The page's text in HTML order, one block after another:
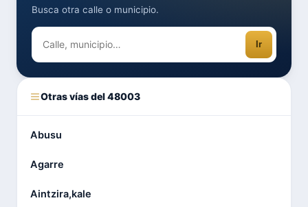
Busca otra calle o municipio.
Ir
Otras vías del 48003
Abusu
Agarre
Aintzira,kale